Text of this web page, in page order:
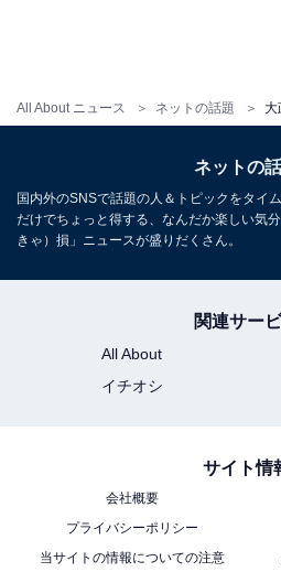
All About ニュース ネットの話題
ネットの
国内外のSNSで話題の人＆トピックをタイ
だけでちょっと得する、なんだか楽しい気
きゃ）損」ニュースが盛りだくさん。
関連サー
All About
イチオシ
サイト情
会社概要
プライバシーポリシー
当サイトの情報についての注意